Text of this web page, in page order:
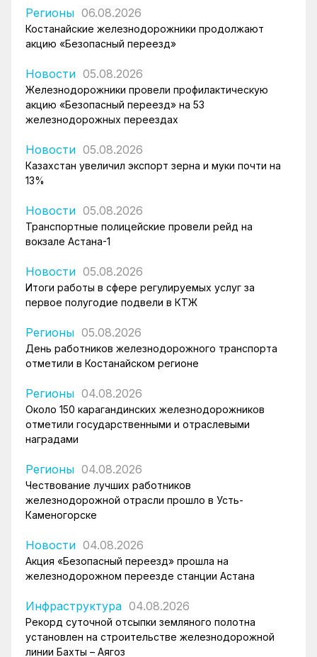
Регионы 06.08.2026
Костанайские железнодорожники продолжают
акцию «Безопасный переезд»
Новости 05.08.2026
Железнодорожники провели профилактическую
акцию «Безопасный переезд» на 53
железнодорожных переездах
Новости 05.08.2026
Казахстан увеличил экспорт зерна и муки почти на
13%
Новости 05.08.2026
Транспортные полицейские провели рейд на
вокзале Астана-1
Новости 05.08.2026
Итоги работы в сфере регулируемых услуг за
первое полугодие подвели в КТЖ
Регионы 05.08.2026
День работников железнодорожного транспорта
отметили в Костанайском регионе
Регионы 04.08.2026
Около 150 карагандинских железнодорожников
отметили государственными и отраслевыми
наградами
Регионы 04.08.2026
Чествование лучших работников
железнодорожной отрасли прошло в Усть-
Каменогорске
Новости 04.08.2026
Акция «Безопасный переезд» прошла на
железнодорожном переезде станции Астана
Инфраструктура 04.08.2026
Рекорд суточной отсыпки земляного полотна
установлен на строительстве железнодорожной
линии Бахты – Аягоз